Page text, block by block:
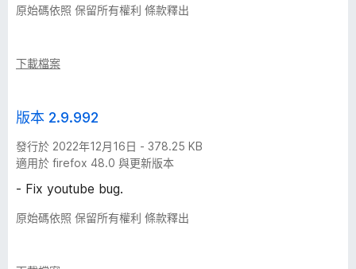
原始碼依照 保留所有權利 條款釋出
下載檔案
版本 2.9.992
發行於 2022年12月16日 - 378.25 KB
適用於 firefox 48.0 與更新版本
- Fix youtube bug.
原始碼依照 保留所有權利 條款釋出